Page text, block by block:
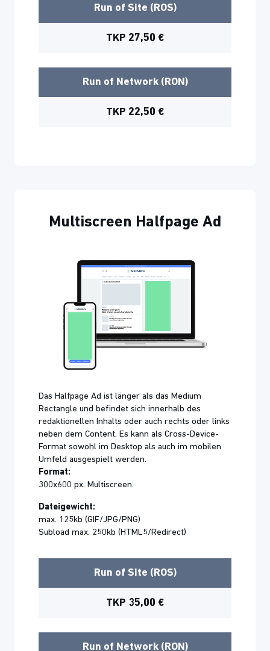
Run of Site (ROS)
TKP 27,50 €
Run of Network (RON)
TKP 22,50 €
Multiscreen Halfpage Ad
Das Halfpage Ad ist länger als das Medium
Rectangle und befindet sich innerhalb des
redaktionellen Inhalts oder auch rechts oder links
neben dem Content. Es kann als Cross-Device-
Format sowohl im Desktop als auch im mobilen
Umfeld ausgespielt werden.
Format:
300x600 px. Multiscreen.
Dateigewicht:
max. 125kb (GIF/JPG/PNG)
Subload max. 250kb (HTML5/Redirect)
Run of Site (ROS)
TKP 35,00 €
Run of Network (RON)